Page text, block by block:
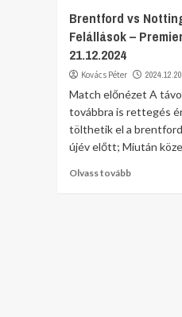
Brentford vs
Felállások –
21.12.2024
Kovács Péter
Match előnézet A
továbbra is rettegés
tölthetik el a
újév előtt; Miután
Olvass tovább